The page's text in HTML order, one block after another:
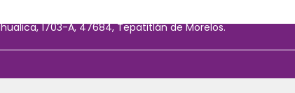
1703-A, 47684, Tepatitlán de Morelos.